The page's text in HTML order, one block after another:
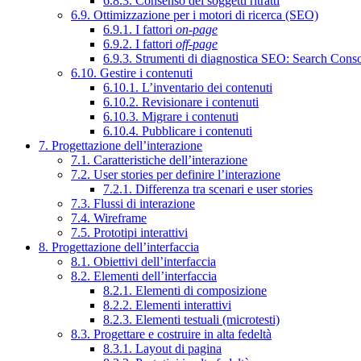
6.9. Ottimizzazione per i motori di ricerca (SEO)
6.9.1. I fattori on-page
6.9.2. I fattori off-page
6.9.3. Strumenti di diagnostica SEO: Search
6.10. Gestire i contenuti
6.10.1. L’inventario dei contenuti
6.10.2. Revisionare i contenuti
6.10.3. Migrare i contenuti
6.10.4. Pubblicare i contenuti
7. Progettazione dell’interazione
7.1. Caratteristiche dell’interazione
7.2. User stories per definire l’interazione
7.2.1. Differenza tra scenari e user stories
7.3. Flussi di interazione
7.4. Wireframe
7.5. Prototipi interattivi
8. Progettazione dell’interfaccia
8.1. Obiettivi dell’interfaccia
8.2. Elementi dell’interfaccia
8.2.1. Elementi di composizione
8.2.2. Elementi interattivi
8.2.3. Elementi testuali (microtesti)
8.3. Progettare e costruire in alta fedeltà
8.3.1. Layout di pagina